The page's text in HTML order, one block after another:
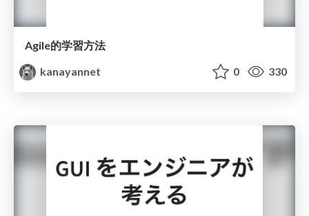
Agile的学習方法
kanayannet
0 330